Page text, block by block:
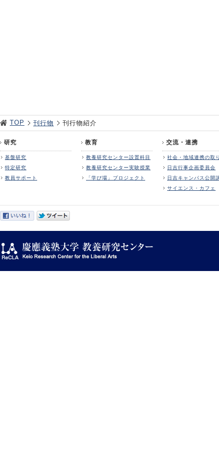
TOP 刊行物 刊行物紹介
研究
基盤研究
特定研究
教員サポート
教育
教養研究センター設置科目
教養研究センター実験授業
「学び場」プロジェクト
交流・連携
社会・地域連携の取
日吉行事企画委員会
日吉キャンパス公開
サイエンス・カフェ